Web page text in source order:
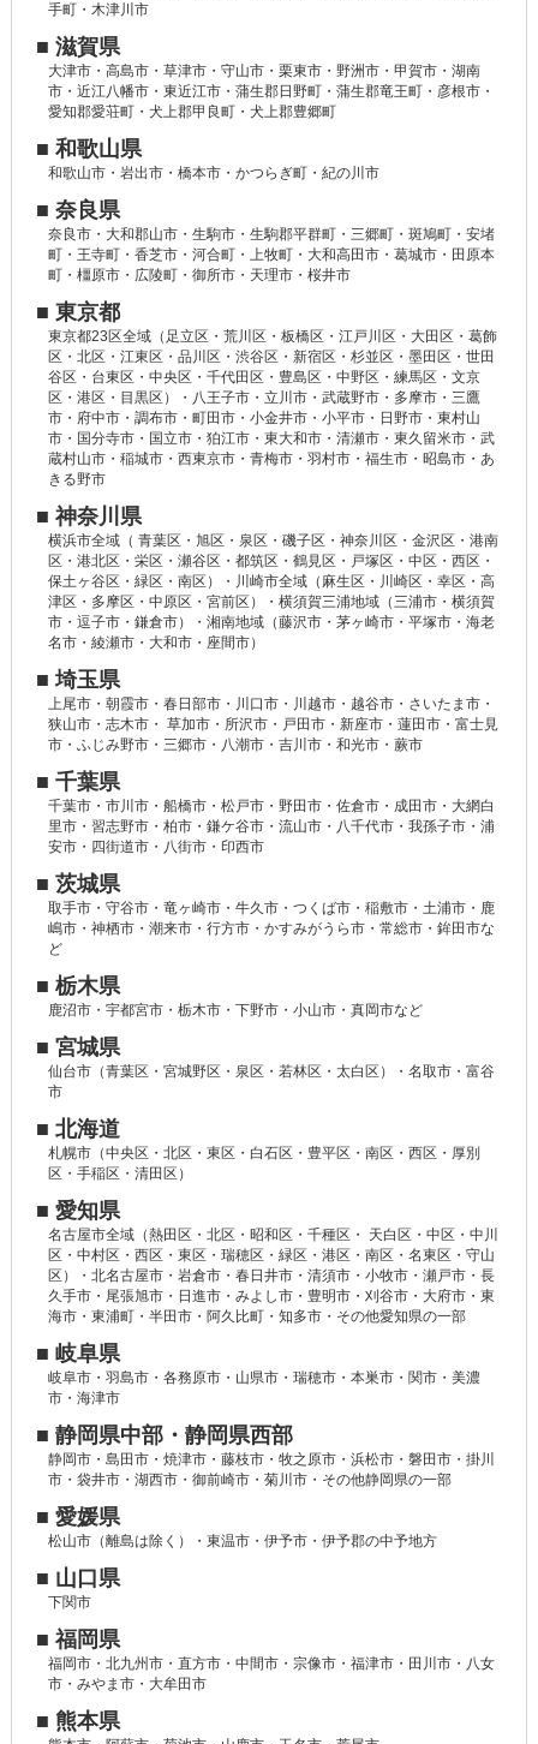
手町・木津川市
■ 滋賀県
大津市・高島市・草津市・守山市・栗東市・野洲市・甲賀市・湖南
市・近江八幡市・東近江市・蒲生郡日野町・蒲生郡竜王町・彦根市・
愛知郡愛荘町・犬上郡甲良町・犬上郡豊郷町
■ 和歌山県
和歌山市・岩出市・橋本市・かつらぎ町・紀の川市
■ 奈良県
奈良市・大和郡山市・生駒市・生駒郡平群町・三郷町・斑鳩町・安堵
町・王寺町・香芝市・河合町・上牧町・大和高田市・葛城市・田原本
町・橿原市・広陵町・御所市・天理市・桜井市
■ 東京都
東京都23区全域（足立区・荒川区・板橋区・江戸川区・大田区・葛飾
区・北区・江東区・品川区・渋谷区・新宿区・杉並区・墨田区・世田
谷区・台東区・中央区・千代田区・豊島区・中野区・練馬区・文京
区・港区・目黒区）・八王子市・立川市・武蔵野市・多摩市・三鷹
市・府中市・調布市・町田市・小金井市・小平市・日野市・東村山
市・国分寺市・国立市・狛江市・東大和市・清瀬市・東久留米市・武
蔵村山市・稲城市・西東京市・青梅市・羽村市・福生市・昭島市・あ
きる野市
■ 神奈川県
横浜市全域（ 青葉区・旭区・泉区・磯子区・神奈川区・金沢区・港南
区・港北区・栄区・瀬谷区・都筑区・鶴見区・戸塚区・中区・西区・
保土ヶ谷区・緑区・南区）・川崎市全域（麻生区・川崎区・幸区・高
津区・多摩区・中原区・宮前区）・横須賀三浦地域（三浦市・横須賀
市・逗子市・鎌倉市）・湘南地域（藤沢市・茅ヶ崎市・平塚市・海老
名市・綾瀬市・大和市・座間市）
■ 埼玉県
上尾市・朝霞市・春日部市・川口市・川越市・越谷市・さいたま市・
狭山市・志木市・ 草加市・所沢市・戸田市・新座市・蓮田市・富士見
市・ふじみ野市・三郷市・八潮市・吉川市・和光市・蕨市
■ 千葉県
千葉市・市川市・船橋市・松戸市・野田市・佐倉市・成田市・大網白
里市・習志野市・柏市・鎌ケ谷市・流山市・八千代市・我孫子市・浦
安市・四街道市・八街市・印西市
■ 茨城県
取手市・守谷市・竜ヶ崎市・牛久市・つくば市・稲敷市・土浦市・鹿
嶋市・神栖市・潮来市・行方市・かすみがうら市・常総市・鉾田市な
ど
■ 栃木県
鹿沼市・宇都宮市・栃木市・下野市・小山市・真岡市など
■ 宮城県
仙台市（青葉区・宮城野区・泉区・若林区・太白区）・名取市・富谷
市
■ 北海道
札幌市（中央区・北区・東区・白石区・豊平区・南区・西区・厚別
区・手稲区・清田区）
■ 愛知県
名古屋市全域（熱田区・北区・昭和区・千種区・ 天白区・中区・中川
区・中村区・西区・東区・瑞穂区・緑区・港区・南区・名東区・守山
区）・北名古屋市・岩倉市・春日井市・清須市・小牧市・瀬戸市・長
久手市・尾張旭市・日進市・みよし市・豊明市・刈谷市・大府市・東
海市・東浦町・半田市・阿久比町・知多市・その他愛知県の一部
■ 岐阜県
岐阜市・羽島市・各務原市・山県市・瑞穂市・本巣市・関市・美濃
市・海津市
■ 静岡県中部・静岡県西部
静岡市・島田市・焼津市・藤枝市・牧之原市・浜松市・磐田市・掛川
市・袋井市・湖西市・御前崎市・菊川市・その他静岡県の一部
■ 愛媛県
松山市（離島は除く）・東温市・伊予市・伊予郡の中予地方
■ 山口県
下関市
■ 福岡県
福岡市・北九州市・直方市・中間市・宗像市・福津市・田川市・八女
市・みやま市・大牟田市
■ 熊本県